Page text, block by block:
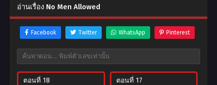
อ่านเรื่อง No Men Allowed
Facebook Twitter WhatsApp Pinterest
ตอนที่ 18 ตอนที่ 17